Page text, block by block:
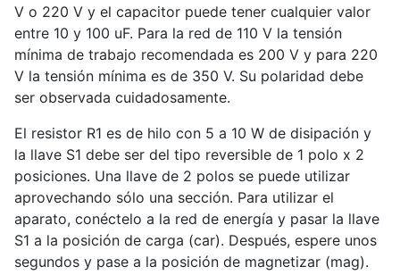
V o 220 V y el capacitor puede tener cualquier valor
entre 10 y 100 uF. Para la red de 110 V la tensión
mínima de trabajo recomendada es 200 V y para 220
V la tensión mínima es de 350 V. Su polaridad debe
ser observada cuidadosamente.
El resistor R1 es de hilo con 5 a 10 W de disipación y
la llave S1 debe ser del tipo reversible de 1 polo x 2
posiciones. Una llave de 2 polos se puede utilizar
aprovechando sólo una sección. Para utilizar el
aparato, conéctelo a la red de energía y pasar la llave
S1 a la posición de carga (car). Después, espere unos
segundos y pase a la posición de magnetizar (mag).